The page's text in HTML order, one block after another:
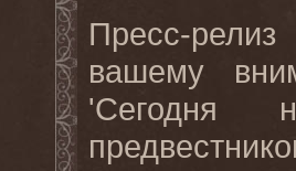
Пресс-
вашему
'Сегодня